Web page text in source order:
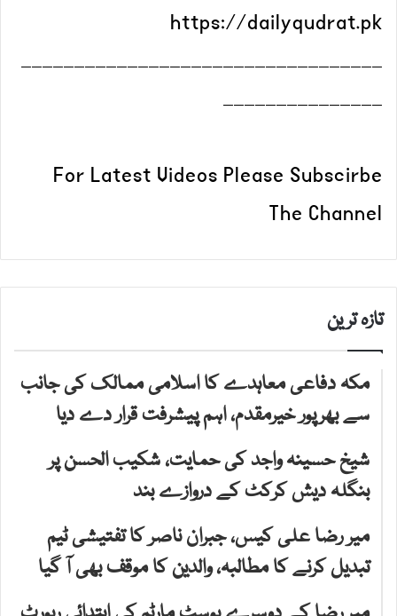
https://dailyqudrat.pk
__________________________________
_______________
For Latest Videos Please Subscirbe
The Channel
تازہ ترین
مکہ دفاعی معاہدے کا اسلامی ممالک کی جانب
سے بھرپور خیرمقدم، اہم پیشرفت قرار دے دیا
شیخ حسینہ واجد کی حمایت، شکیب الحسن پر
بنگلہ دیش کرکٹ کے دروازے بند
میر رضا علی کیس، جبران ناصر کا تفتیشی ٹیم
تبدیل کرنے کا مطالبہ، والدین کا موقف بھی آ گیا